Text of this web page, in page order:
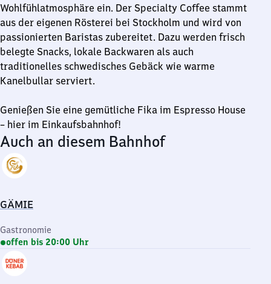
Wohlfühlatmosphäre ein. Der Specialty Coffee stammt
aus der eigenen Rösterei bei Stockholm und wird von
passionierten Baristas zubereitet. Dazu werden frisch
belegte Snacks, lokale Backwaren als auch
traditionelles schwedisches Gebäck wie warme
Kanelbullar serviert.
Genießen Sie eine gemütliche Fika im Espresso House
– hier im Einkaufsbahnhof!
Auch an diesem Bahnhof
GÄMIE
Gastronomie
offen bis 20:00 Uhr